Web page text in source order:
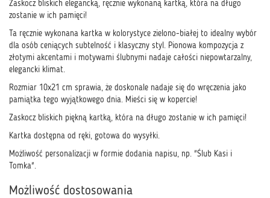
Zaskocz bliskich elegancką, ręcznie wykonaną kartką, która na długo
zostanie w ich pamięci!
Ta ręcznie wykonana kartka w kolorystyce zielono-białej to idealny wybór
dla osób ceniących subtelność i klasyczny styl. Pionowa kompozycja z
złotymi akcentami i motywami ślubnymi nadaje całości niepowtarzalny,
elegancki klimat.
Rozmiar 10x21 cm sprawia, że doskonale nadaje się do wręczenia jako
pamiątka tego wyjątkowego dnia. Mieści się w kopercie!
Zaskocz bliskich piękną kartką, która na długo zostanie w ich pamięci!
Kartka dostępna od ręki, gotowa do wysyłki.
Możliwość personalizacji w formie dodania napisu, np. "Ślub Kasi i
Tomka".
Możliwość dostosowania